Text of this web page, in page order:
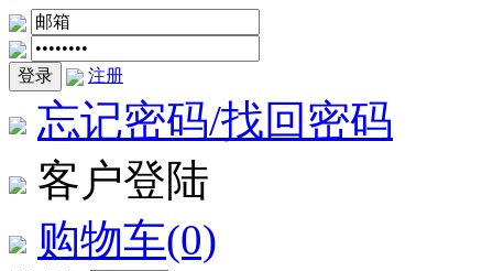
登录 注册
忘记密码/找回密码
客户登陆
购物车(0)